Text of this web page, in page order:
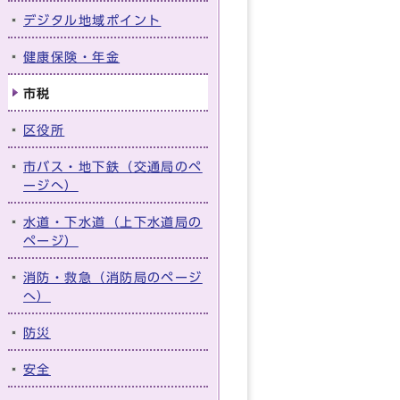
デジタル地域ポイント
健康保険・年金
市税
区役所
市バス・地下鉄（交通局のペ
ージへ）
水道・下水道（上下水道局の
ページ）
消防・救急（消防局のページ
へ）
防災
安全